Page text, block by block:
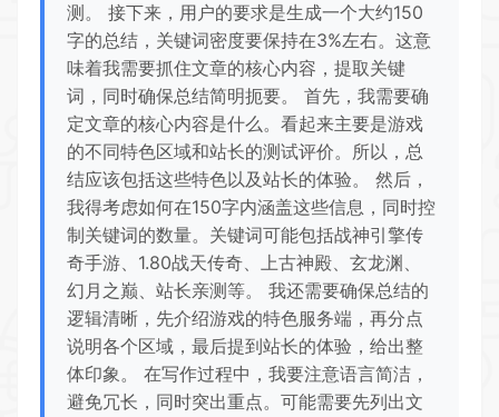
测。 接下来，用户的要求是生成一个大约150
字的总结，关键词密度要保持在3%左右。这意
味着我需要抓住文章的核心内容，提取关键
词，同时确保总结简明扼要。 首先，我需要确
定文章的核心内容是什么。看起来主要是游戏
的不同特色区域和站长的测试评价。所以，总
结应该包括这些特色以及站长的体验。 然后，
我得考虑如何在150字内涵盖这些信息，同时控
制关键词的数量。关键词可能包括战神引擎传
奇手游、1.80战天传奇、上古神殿、玄龙渊、
幻月之巅、站长亲测等。 我还需要确保总结的
逻辑清晰，先介绍游戏的特色服务端，再分点
说明各个区域，最后提到站长的体验，给出整
体印象。 在写作过程中，我要注意语言简洁，
避免冗长，同时突出重点。可能需要先列出文